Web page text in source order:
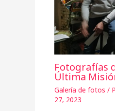
Fotografías
Última
Galería de fotos /
27, 2023